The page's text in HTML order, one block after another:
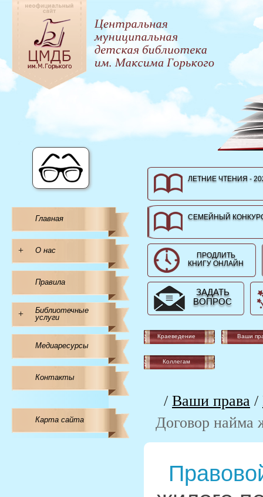
Главная
+ О нас
Правила
+
Библиотечные
услуги
Медиаресурсы
Контакты
Карта сайта
ЛЕТНИЕ ЧТЕНИЯ -
СЕМЕЙНЫЙ
ПРОДЛИТЬ
КНИГУ ОНЛАЙН
ЗАДАТЬ
ВОПРОС
Краеведение Ваши
Коллегам
/ Ваши права /
Договор найма